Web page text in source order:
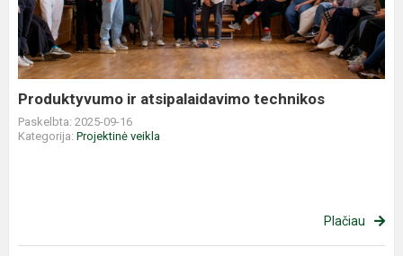
technikos
Produktyvumo ir atsipalaidavimo technikos
Paskelbta: 2025-09-16
Kategorija: Projektinė veikla
Plačiau